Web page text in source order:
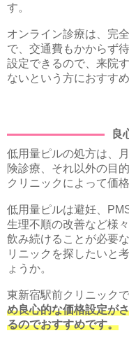
す。
オンライン診療は、完
で、交通費もかからず
設定できるので、来院
ないという方におすす
良
低用量ピルの処方は、
険診療、それ以外の目
クリニックによって価
低用量ピルは避妊、
生理不順の改善など様
飲み続けることが必要
リニックを探したいと
ょうか。
東新宿駅前クリニックで
め良心的な価格設定が
るのでおすすめです。